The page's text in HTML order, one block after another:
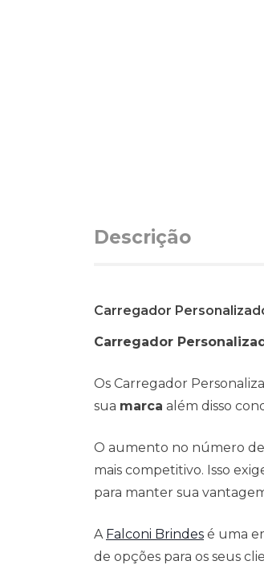
Descrição
Carregador
Carregador
Os Carregador
sua marca além disso
O aumento no número de
mais competitivo. Isso
para manter sua
A Falconi Brindes é uma
de opções para os seus